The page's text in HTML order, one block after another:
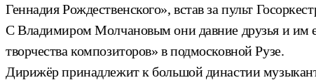
Геннадия Рождественского», встав за пульт
С Владимиром Молчановым они давние друзья и им
творчества композиторов» в подмосковной Рузе.
Дирижёр принадлежит к большой династии